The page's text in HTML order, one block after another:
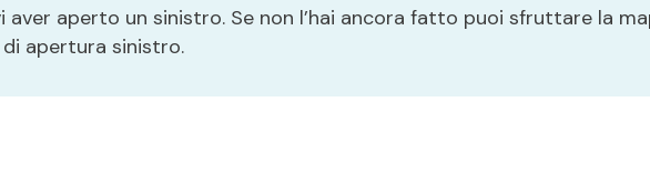
aperto un sinistro. Se non l’hai ancora fatto puoi sfruttare la
apertura sinistro.